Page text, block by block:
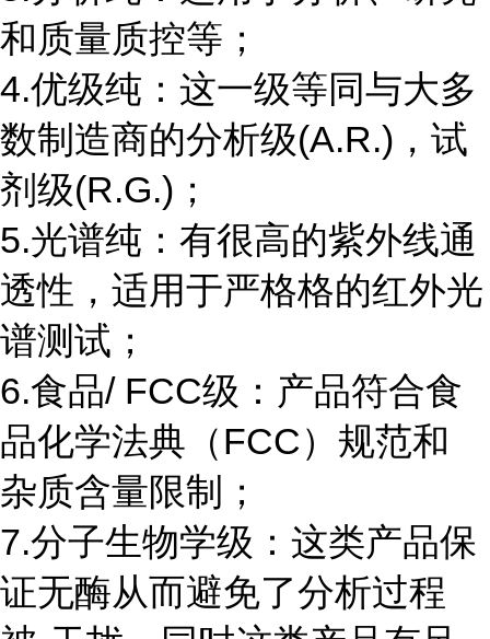
和质量质控等；
4.优级纯：这一级等同与大多
数制造商的分析级(A.R.)，试
剂级(R.G.)；
5.光谱纯：有很高的紫外线通
透性，适用于严格格的红外光
谱测试；
6.食品/ FCC级：产品符合食
品化学法典（FCC）规范和
杂质含量限制；
7.分子生物学级：这类产品保
证无酶从而避免了分析过程